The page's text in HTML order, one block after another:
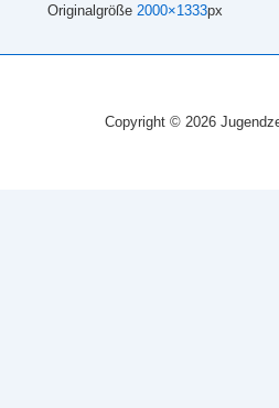
Originalgröße 2000×1333px
Copyright © 2026